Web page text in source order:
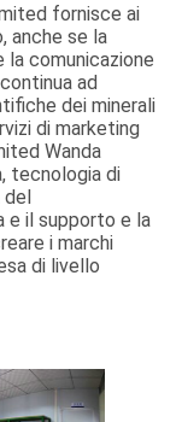
fornisce ai
anche se la
comunicazione
ad
dei minerali
di marketing
Wanda
tecnologia di
del
il supporto e la
i marchi
di livello